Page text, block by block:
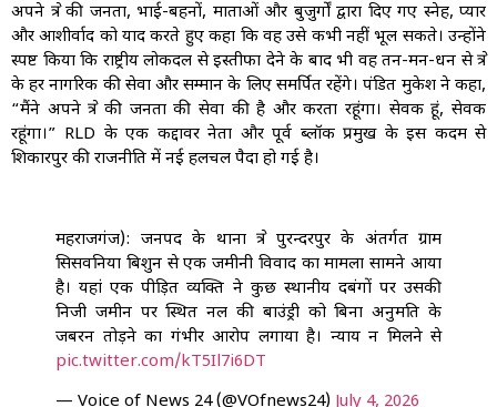
अपने क्षेत्र की जनता, भाई-बहनों, माताओं और बुजुर्गों द्वारा दिए गए स्नेह, प्यार
और आशीर्वाद को याद करते हुए कहा कि वह उसे कभी नहीं भूल सकते। उन्होंने
स्पष्ट किया कि राष्ट्रीय लोकदल से इस्तीफा देने के बाद भी वह तन-मन-धन से क्षेत्र
के हर नागरिक की सेवा और सम्मान के लिए समर्पित रहेंगे। पंडित मुकेश ने कहा,
“मैंने अपने क्षेत्र की जनता की सेवा की है और करता रहूंगा। सेवक हूं, सेवक
रहूंगा।” RLD के एक कद्दावर नेता और पूर्व ब्लॉक प्रमुख के इस कदम से
शिकारपुर की राजनीति में नई हलचल पैदा हो गई है।
महराजगंज): जनपद के थाना क्षेत्र पुरन्दरपुर के अंतर्गत ग्राम
सिसवनिया बिशुन से एक जमीनी विवाद का मामला सामने आया
है। यहां एक पीड़ित व्यक्ति ने कुछ स्थानीय दबंगों पर उसकी
निजी जमीन पर स्थित नल की बाउंड्री को बिना अनुमति के
जबरन तोड़ने का गंभीर आरोप लगाया है। न्याय न मिलने से
pic.twitter.com/kT5Il7i6DT
— Voice of News 24 (@VOfnews24) July 4, 2026